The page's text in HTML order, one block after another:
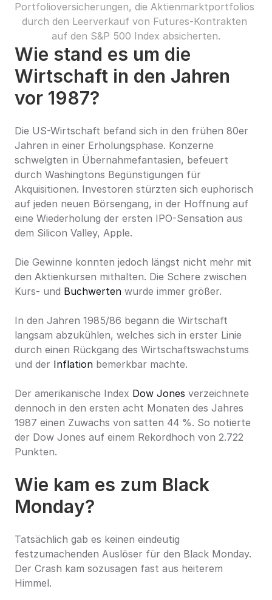
Portfolioversicherungen, die Aktienmarktportfolios
durch den Leerverkauf von Futures-Kontrakten
auf den S&P 500 Index absicherten.
Wie stand es um die
Wirtschaft in den Jahren
vor 1987?
Die US-Wirtschaft befand sich in den frühen 80er
Jahren in einer Erholungsphase. Konzerne
schwelgten in Übernahmefantasien, befeuert
durch Washingtons Begünstigungen für
Akquisitionen. Investoren stürzten sich euphorisch
auf jeden neuen Börsengang, in der Hoffnung auf
eine Wiederholung der ersten IPO-Sensation aus
dem Silicon Valley, Apple.
Die Gewinne konnten jedoch längst nicht mehr mit
den Aktienkursen mithalten. Die Schere zwischen
Kurs- und Buchwerten wurde immer größer.
In den Jahren 1985/86 begann die Wirtschaft
langsam abzukühlen, welches sich in erster Linie
durch einen Rückgang des Wirtschaftswachstums
und der Inflation bemerkbar machte.
Der amerikanische Index Dow Jones verzeichnete
dennoch in den ersten acht Monaten des Jahres
1987 einen Zuwachs von satten 44 %. So notierte
der Dow Jones auf einem Rekordhoch von 2.722
Punkten.
Wie kam es zum Black
Monday?
Tatsächlich gab es keinen eindeutig
festzumachenden Auslöser für den Black Monday.
Der Crash kam sozusagen fast aus heiterem
Himmel.